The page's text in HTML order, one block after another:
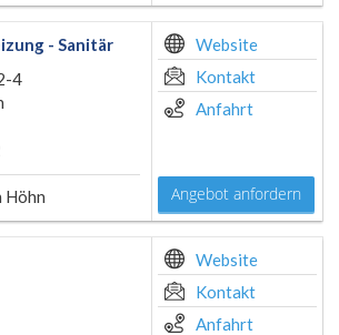
- Sanitär
4
Höhn
Website
Kontakt
Anfahrt
Angebot anfordern
Website
Kontakt
Anfahrt